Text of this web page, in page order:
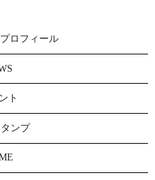
ロフィール
ト
ンプ